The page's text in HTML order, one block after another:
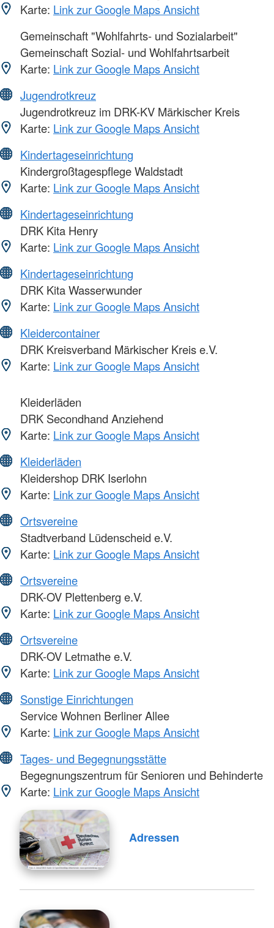
Karte: Link zur Google Maps Ansicht
Gemeinschaft "Wohlfahrts- und Sozialarbeit"
Gemeinschaft Sozial- und Wohlfahrtsarbeit
Karte: Link zur Google Maps Ansicht
Jugendrotkreuz
Jugendrotkreuz im DRK-KV Märkischer Kreis
Karte: Link zur Google Maps Ansicht
Kindertageseinrichtung
Kindergroßtagespflege Waldstadt
Karte: Link zur Google Maps Ansicht
Kindertageseinrichtung
DRK Kita Henry
Karte: Link zur Google Maps Ansicht
Kindertageseinrichtung
DRK Kita Wasserwunder
Karte: Link zur Google Maps Ansicht
Kleidercontainer
DRK Kreisverband Märkischer Kreis e.V.
Karte: Link zur Google Maps Ansicht
Kleiderläden
DRK Secondhand Anziehend
Karte: Link zur Google Maps Ansicht
Kleiderläden
Kleidershop DRK Iserlohn
Karte: Link zur Google Maps Ansicht
Ortsvereine
Stadtverband Lüdenscheid e.V.
Karte: Link zur Google Maps Ansicht
Ortsvereine
DRK-OV Plettenberg e.V.
Karte: Link zur Google Maps Ansicht
Ortsvereine
DRK-OV Letmathe e.V.
Karte: Link zur Google Maps Ansicht
Sonstige Einrichtungen
Service Wohnen Berliner Allee
Karte: Link zur Google Maps Ansicht
Tages- und Begegnungsstätte
Begegnungszentrum für Senioren und Behinderte
Karte: Link zur Google Maps Ansicht
Adressen